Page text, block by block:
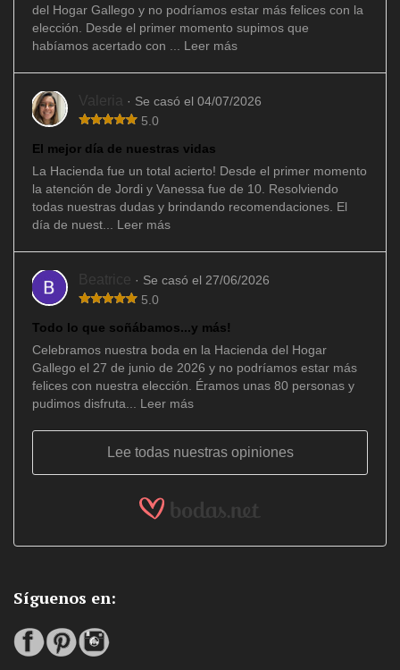
del Hogar Gallego y no podríamos estar más felices con la
elección. Desde el primer momento supimos que
habíamos acertado con ... Leer más
Valeria · Se casó el 04/07/2026
5.0
El mejor día de nuestras vidas
La Hacienda fue un total acierto! Desde el primer momento
la atención de Jordi y Vanessa fue de 10. Resolviendo
todas nuestras dudas y brindando recomendaciones. El
día de nuest... Leer más
Beatrice · Se casó el 27/06/2026
5.0
Todo lo que soñábamos...y más!
Celebramos nuestra boda en la Hacienda del Hogar
Gallego el 27 de junio de 2026 y no podríamos estar más
felices con nuestra elección. Éramos unas 80 personas y
pudimos disfruta... Leer más
Lee todas nuestras opiniones
Síguenos en: